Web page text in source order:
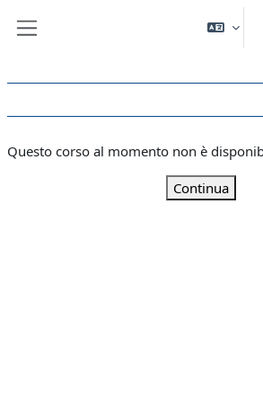
Questo corso al momento non è
Continua